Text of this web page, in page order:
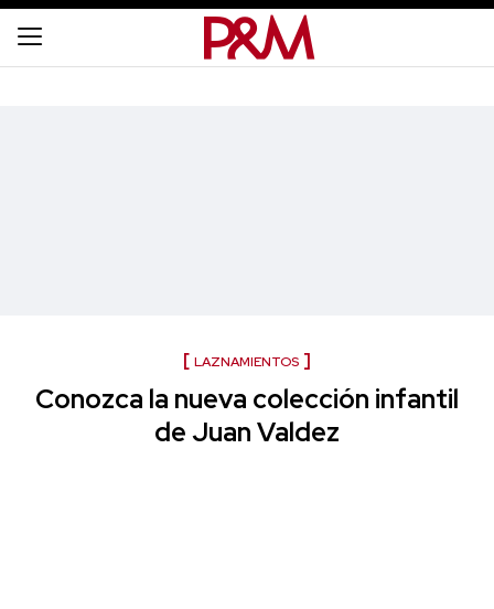
LAZNAMIENTOS
Conozca la nueva colección infantil
de Juan Valdez